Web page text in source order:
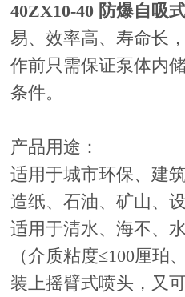
40ZX10-40 防爆自吸
易、效率高、寿命长
作前只需保证泵体内
条件。
产品用途：
适用于城市环保、建
造纸、石油、矿山、
适用于清水、海不、
（介质粘度≤100厘珀
装上摇臂式喷头，又